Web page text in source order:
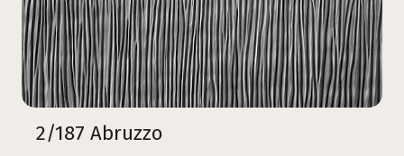
2/187 Abruzzo